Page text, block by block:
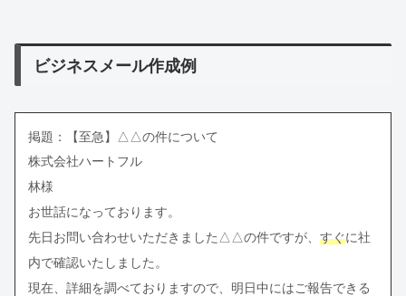
ビジネスメール作成例
掲題：【至急】△△の件について
株式会社ハートフル
林様
お世話になっております。
先日お問い合わせいただきました△△の件ですが、 すぐに社
内で確認いたしました。
現在、詳細を調べておりますので、明日中にはご報告できる